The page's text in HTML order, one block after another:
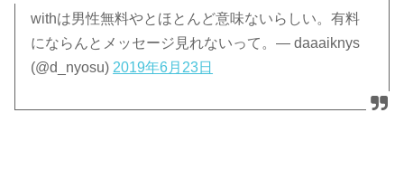
withは男性無料やとほとんど意味ないらしい。有料
にならんとメッセージ見れないって。— daaaiknys
(@d_nyosu) 2019年6月23日